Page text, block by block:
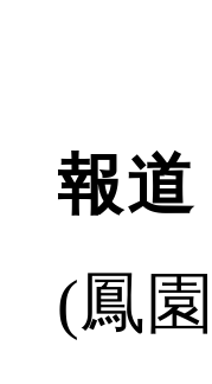
報
(鳳